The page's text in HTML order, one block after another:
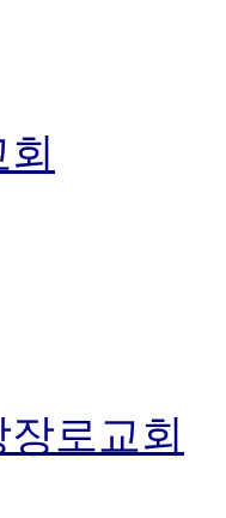
로교회